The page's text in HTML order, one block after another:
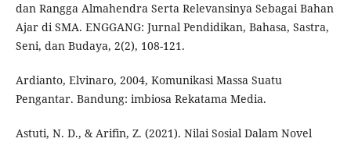
dan Rangga Almahendra Serta Relevansinya Sebagai Bahan
Ajar di SMA. ENGGANG: Jurnal Pendidikan, Bahasa, Sastra,
Seni, dan Budaya, 2(2), 108-121.
Ardianto, Elvinaro, 2004, Komunikasi Massa Suatu
Pengantar. Bandung: imbiosa Rekatama Media.
Astuti, N. D., & Arifin, Z. (2021). Nilai Sosial Dalam Novel